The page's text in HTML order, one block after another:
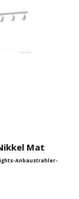
Mat
Anbaustrahler-